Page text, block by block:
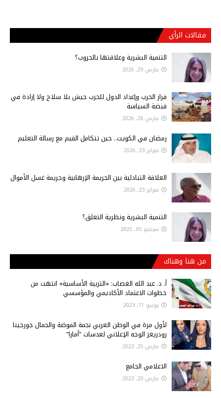
مقالات الرأي
التنمية البشرية وعلاقتها بالحروب؟
مارس 29, 2026
قرار الحرب وإعداد الدول للحرب جيش بلا سلاح ولا إرادة في
قبضة السياسة
مارس 26, 2026
رمضان في الكويت.. حين تتكامل القيم مع رسالة التعليم
فبراير 23, 2026
العلاقة التبادلية بين الجريمة الإرهابية وجريمة غسل الأموال
فبراير 23, 2026
التنمية البشرية ونظرية التعلق؟
سبتمبر 05, 2025
من هنا وهناك
أ‌. د. عبد الله الغصاب: «التربية الأساسية» انتهت من
خطوات الاعتماد الأكاديمي والمؤسسي
يونيو 11, 2023
لأول مرة في الوطن العربي نجمة الموضة والجمال جورجينا
رودريغز الوجه الإعلاني لعدسات "أمارا"
مارس 25, 2023
الاعلامي الجامع
مارس 20, 2023